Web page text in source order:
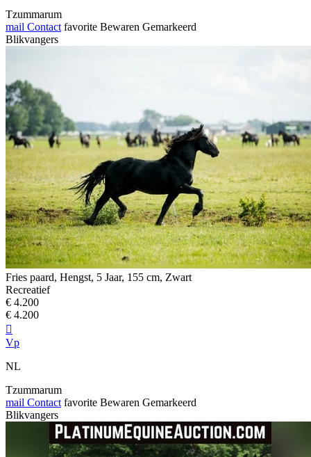
Tzummarum
mail Contact favorite Bewaren Gemarkeerd
Blikvangers
Fries paard, Hengst, 5 Jaar, 155 cm, Zwart
Recreatief
€ 4.200
€ 4.200

Vp
NL
Tzummarum
mail Contact favorite Bewaren Gemarkeerd
Blikvangers